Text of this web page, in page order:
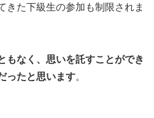
きた下級生の参加も制限されま
もなく、思いを託すことができ
ったと思います。